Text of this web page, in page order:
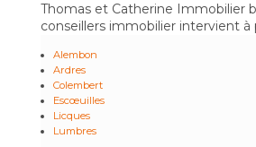
Thomas et Catherine Immobilier
conseillers immobilier intervient à
Alembon
Ardres
Colembert
Escœuilles
Licques
Lumbres